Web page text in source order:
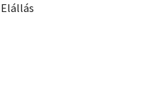
Elállás